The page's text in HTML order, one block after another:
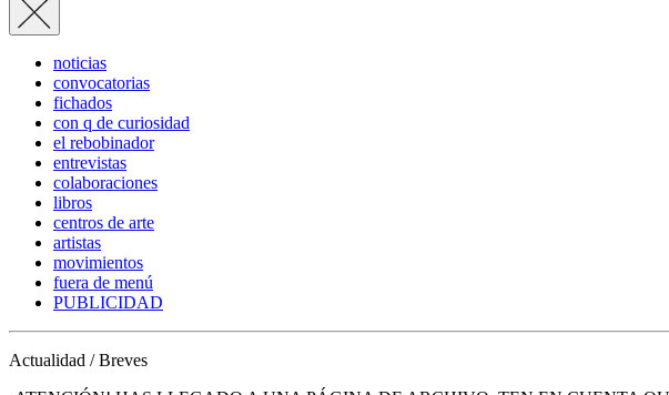
noticias
convocatorias
fichados
con q de curiosidad
el rebobinador
entrevistas
colaboraciones
libros
centros de arte
artistas
movimientos
fuera de menú
PUBLICIDAD
Actualidad / Breves